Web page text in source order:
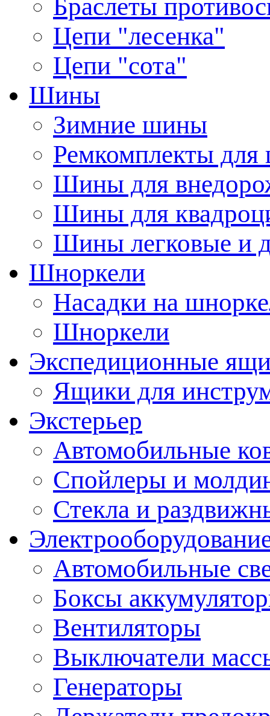
Браслеты
Цепи "лесенка"
Цепи "сота"
Шины
Зимние шины
Ремкомплекты
Шины для
Шины для
Шины легковые и
Шноркели
Насадки на
Шноркели
Экспедиционные
Ящики для
Экстерьер
Автомобильные
Спойлеры и
Стекла и
Автомобильные
Боксы
Вентиляторы
Выключатели
Генераторы